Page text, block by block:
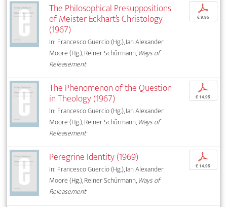
The Philosophical Presuppositions
of Meister Eckhart’s Christology
(1967)
In: Francesco Guercio (Hg.), Ian Alexander
Moore (Hg.), Reiner Schürmann,Ways of
Releasement
p
€ 9,95
The Phenomenon of the Question
in Theology (1967)
In: Francesco Guercio (Hg.), Ian Alexander
Moore (Hg.), Reiner Schürmann,Ways of
Releasement
p
€ 14,95
Peregrine Identity (1969)
In: Francesco Guercio (Hg.), Ian Alexander
Moore (Hg.), Reiner Schürmann,Ways of
Releasement
p
€ 14,95